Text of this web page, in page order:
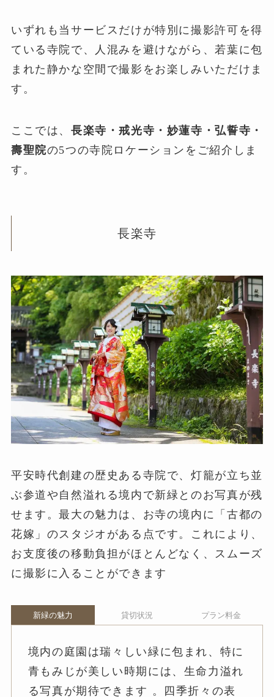
いずれも当サービスだけが特別に撮影許可を得
ている寺院で、人混みを避けながら、若葉に包
まれた静かな空間で撮影をお楽しみいただけま
す。
ここでは、 長楽寺・戒光寺・妙蓮寺・弘誓寺・
壽聖院の5つの寺院ロケーションをご紹介しま
す。
長楽寺
平安時代創建の歴史ある寺院で、灯籠が立ち並
ぶ参道や自然溢れる境内で新緑とのお写真が残
せます。最大の魅力は、お寺の境内に「古都の
花嫁」のスタジオがある点です。これにより、
お支度後の移動負担がほとんどなく、スムーズ
に撮影に入ることができます
新緑の魅力 貸切状況 プラン料金
境内の庭園は瑞々しい緑に包まれ、特に
青もみじが美しい時期には、生命力溢れ
る写真が期待できます 。四季折々の表